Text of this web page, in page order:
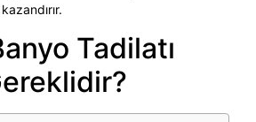
Tadilatı